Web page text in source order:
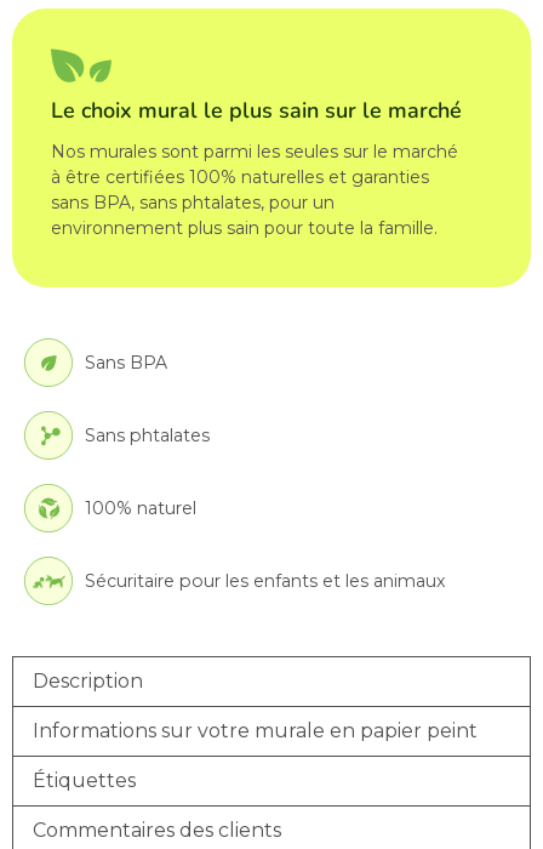
Le choix mural le plus sain sur le marché
Nos murales sont parmi les seules sur le marché
à être certifiées 100% naturelles et garanties
sans BPA, sans phtalates, pour un
environnement plus sain pour toute la famille.
Sans BPA
Sans phtalates
100% naturel
Sécuritaire pour les enfants et les animaux
Description
Informations sur votre murale en papier peint
Étiquettes
Commentaires des clients